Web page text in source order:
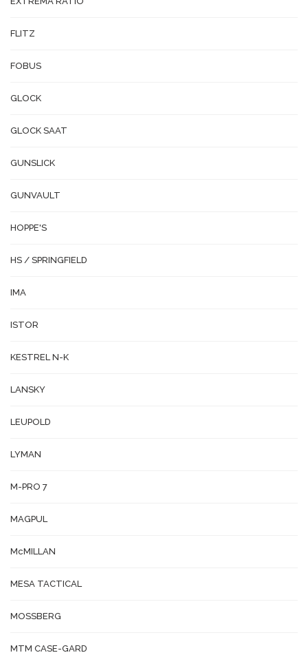
FLITZ
FOBUS
GLOCK
GLOCK SAAT
GUNSLICK
GUNVAULT
HOPPE'S
HS / SPRINGFIELD
IMA
ISTOR
KESTREL N-K
LANSKY
LEUPOLD
LYMAN
M-PRO 7
MAGPUL
McMILLAN
MESA TACTICAL
MOSSBERG
MTM CASE-GARD